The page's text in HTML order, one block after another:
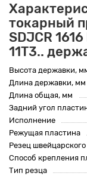
токарный
SDJCR
11T3..
Высота державки,
Длина державки, мм
Длина общая, мм
Задний угол
Исполнение
Режущая пластина
Резец
Способ крепления
Тип резца